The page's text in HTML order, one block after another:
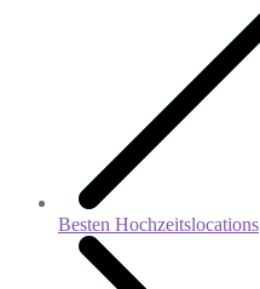
Besten Hochzeitslocations